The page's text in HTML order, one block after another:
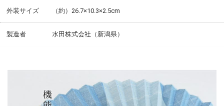
外装サイズ （約）26.7×10.3×2.5cm
製造者 水田株式会社（新潟県）